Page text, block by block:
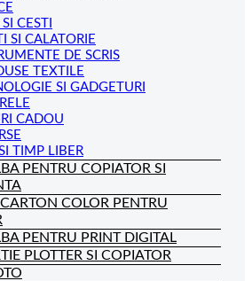
CESTI
SI CALATORIE
DE SCRIS
TEXTILE
SI GADGETURI
CADOU
TIMP LIBER
PENTRU COPIATOR SI
COLOR PENTRU
PENTRU PRINT DIGITAL
PLOTTER SI COPIATOR